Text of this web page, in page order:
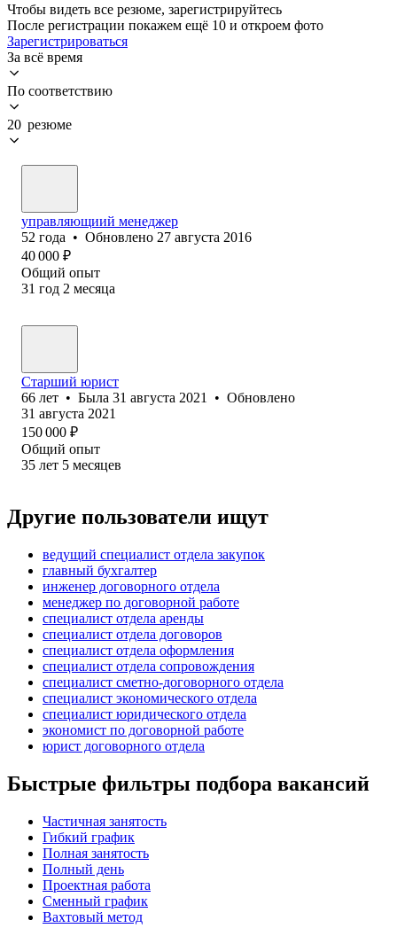
Чтобы видеть все резюме, зарегистрируйтесь
После регистрации покажем ещё 10 и откроем фото
Зарегистрироваться
За всё время
По соответствию
20 резюме
управляющиий менеджер
52 года • Обновлено 27 августа 2016
40 000 ₽
Общий опыт
31 год 2 месяца
Старший юрист
66 лет • Была 31 августа 2021 • Обновлено
31 августа 2021
150 000 ₽
Общий опыт
35 лет 5 месяцев
Другие пользователи ищут
ведущий специалист отдела закупок
главный бухгалтер
инженер договорного отдела
менеджер по договорной работе
специалист отдела аренды
специалист отдела договоров
специалист отдела оформления
специалист отдела сопровождения
специалист сметно-договорного отдела
специалист экономического отдела
специалист юридического отдела
экономист по договорной работе
юрист договорного отдела
Быстрые фильтры подбора вакансий
Частичная занятость
Гибкий график
Полная занятость
Полный день
Проектная работа
Сменный график
Вахтовый метод